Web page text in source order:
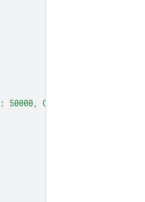
Q2: 75000, Q3: 60000."